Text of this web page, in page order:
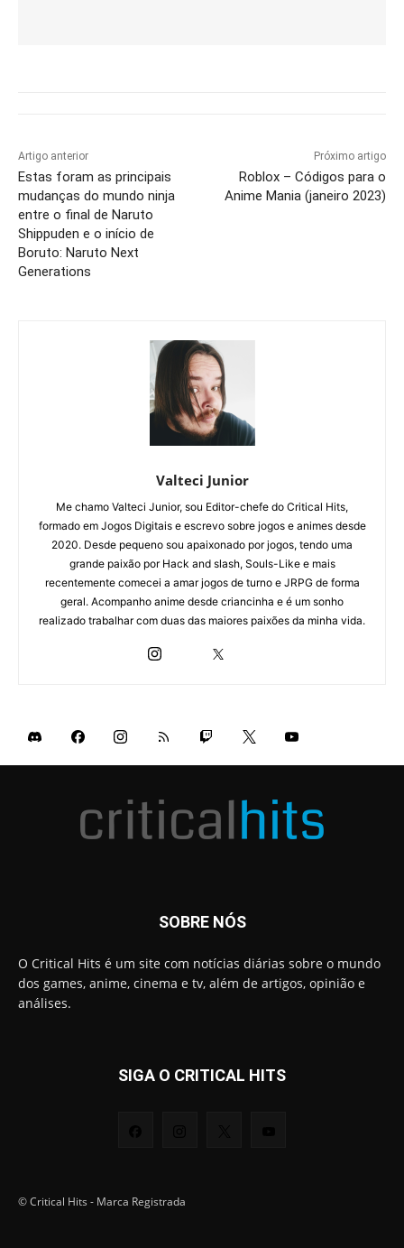
Artigo anterior
Estas foram as principais
mudanças do mundo ninja
entre o final de Naruto
Shippuden e o início de
Boruto: Naruto Next
Generations
Próximo artigo
Roblox – Códigos para o
Anime Mania (janeiro 2023)
Valteci Junior
Me chamo Valteci Junior, sou Editor-chefe do Critical Hits,
formado em Jogos Digitais e escrevo sobre jogos e animes desde
2020. Desde pequeno sou apaixonado por jogos, tendo uma
grande paixão por Hack and slash, Souls-Like e mais
recentemente comecei a amar jogos de turno e JRPG de forma
geral. Acompanho anime desde criancinha e é um sonho
realizado trabalhar com duas das maiores paixões da minha vida.
SOBRE NÓS
O Critical Hits é um site com notícias diárias sobre o mundo
dos games, anime, cinema e tv, além de artigos, opinião e
análises.
SIGA O CRITICAL HITS
© Critical Hits - Marca Registrada